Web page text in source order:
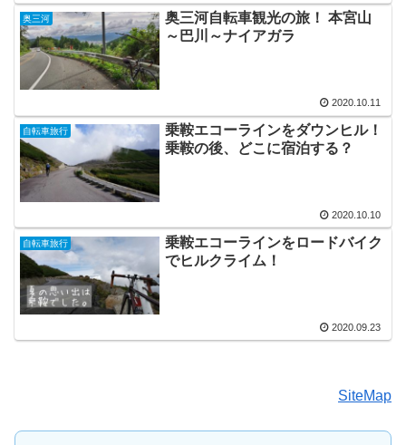
奥三河
奥三河自転車観光の旅！ 本宮山
～巴川～ナイアガラ
2020.10.11
自転車旅行
乗鞍エコーラインをダウンヒル！
乗鞍の後、どこに宿泊する？
2020.10.10
自転車旅行
乗鞍エコーラインをロードバイク
でヒルクライム！
2020.09.23
SiteMap